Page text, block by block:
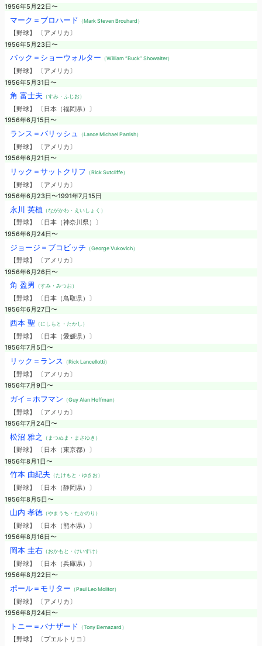
1956年5月22日〜
マーク＝ブロハード （Mark Steven Brouhard）
【野球】 〔アメリカ〕
1956年5月23日〜
バック＝ショーウォルター （William “Buck” Showalter）
【野球】 〔アメリカ〕
1956年5月31日〜
角 富士夫 （すみ・ふじお）
【野球】 〔日本（福岡県）〕
1956年6月15日〜
ランス＝パリッシュ （Lance Michael Parrish）
【野球】 〔アメリカ〕
1956年6月21日〜
リック＝サットクリフ （Rick Sutcliffe）
【野球】 〔アメリカ〕
1956年6月23日〜1991年7月15日
永川 英植 （ながかわ・えいしょく）
【野球】 〔日本（神奈川県）〕
1956年6月24日〜
ジョージ＝ブコビッチ （George Vukovich）
【野球】 〔アメリカ〕
1956年6月26日〜
角 盈男 （すみ・みつお）
【野球】 〔日本（鳥取県）〕
1956年6月27日〜
西本 聖 （にしもと・たかし）
【野球】 〔日本（愛媛県）〕
1956年7月5日〜
リック＝ランス （Rick Lancellotti）
【野球】 〔アメリカ〕
1956年7月9日〜
ガイ＝ホフマン （Guy Alan Hoffman）
【野球】 〔アメリカ〕
1956年7月24日〜
松沼 雅之 （まつぬま・まさゆき）
【野球】 〔日本（東京都）〕
1956年8月1日〜
竹本 由紀夫 （たけもと・ゆきお）
【野球】 〔日本（静岡県）〕
1956年8月5日〜
山内 孝徳（やまうち・たかのり）
【野球】 〔日本（熊本県）〕
1956年8月16日〜
岡本 圭右（おかもと・けいすけ）
【野球】 〔日本（兵庫県）〕
1956年8月22日〜
ポール＝モリター （Paul Leo Molitor）
【野球】 〔アメリカ〕
1956年8月24日〜
トニー＝バナザード （Tony Bernazard）
【野球】 〔プエルトリコ〕